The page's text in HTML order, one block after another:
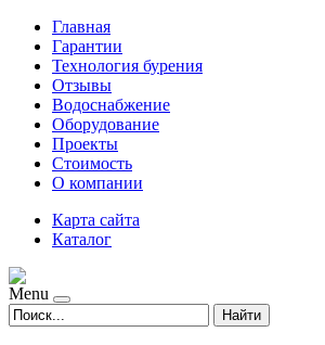
Главная
Гарантии
Технология бурения
Отзывы
Водоснабжение
Оборудование
Проекты
Стоимость
О компании
Карта сайта
Каталог
Menu
Найти